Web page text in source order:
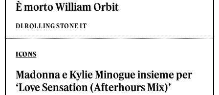
È morto William Orbit
DI ROLLING STONE IT
ICONS
Madonna e Kylie Minogue insieme per
‘Love Sensation (Afterhours Mix)’